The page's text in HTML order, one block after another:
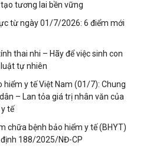
tương lai bền vững
từ ngày 01/7/2026: 6 điểm mới
thai nhi – Hãy để việc sinh con
tự nhiên
hiểm y tế Việt Nam (01/7): Chung
– Lan tỏa giá trị nhân văn của
tế
chữa bệnh bảo hiểm y tế (BHYT)
188/2025/NĐ-CP